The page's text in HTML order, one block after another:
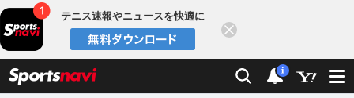
テニス速報やニュースを快適に
検索 通知
i